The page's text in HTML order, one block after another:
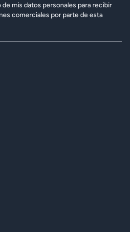
mis datos personales para recibir
comerciales por parte de esta